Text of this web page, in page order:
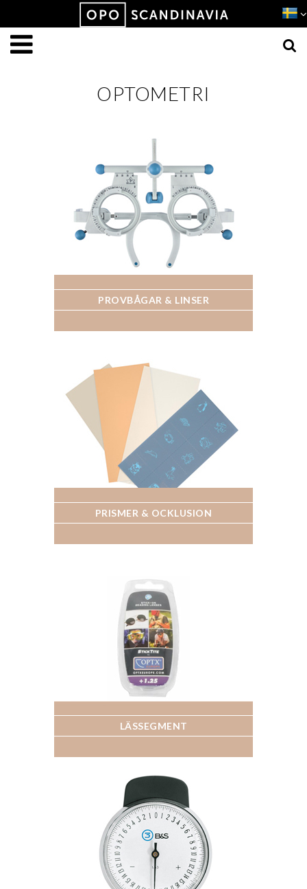
OPTOMETRI
PROVBÅGAR & LINSER
PRISMER & OCKLUSION
LÄSSEGMENT
Produkten har lagts i din varukorg
VISA VARUKORGEN TILL KASSAN